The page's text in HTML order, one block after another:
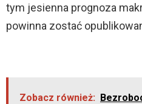
tym jesienna prognoza
powinna zostać
Zobacz również: